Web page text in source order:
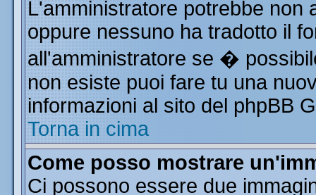
L'amministratore potrebbe non
oppure nessuno ha tradotto il
all'amministratore se �
non esiste puoi fare tu una
informazioni al sito del phpBB
Torna in cima
Come posso mostrare
Ci possono essere due